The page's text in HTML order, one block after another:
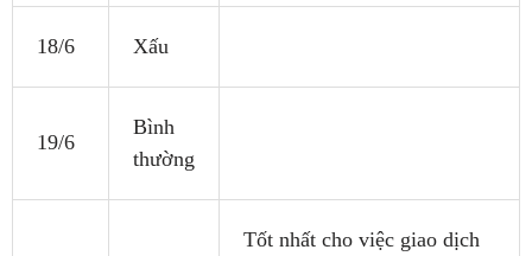
18/6 Xấu
19/6
Bình
thường
Tốt nhất cho việc giao dịch